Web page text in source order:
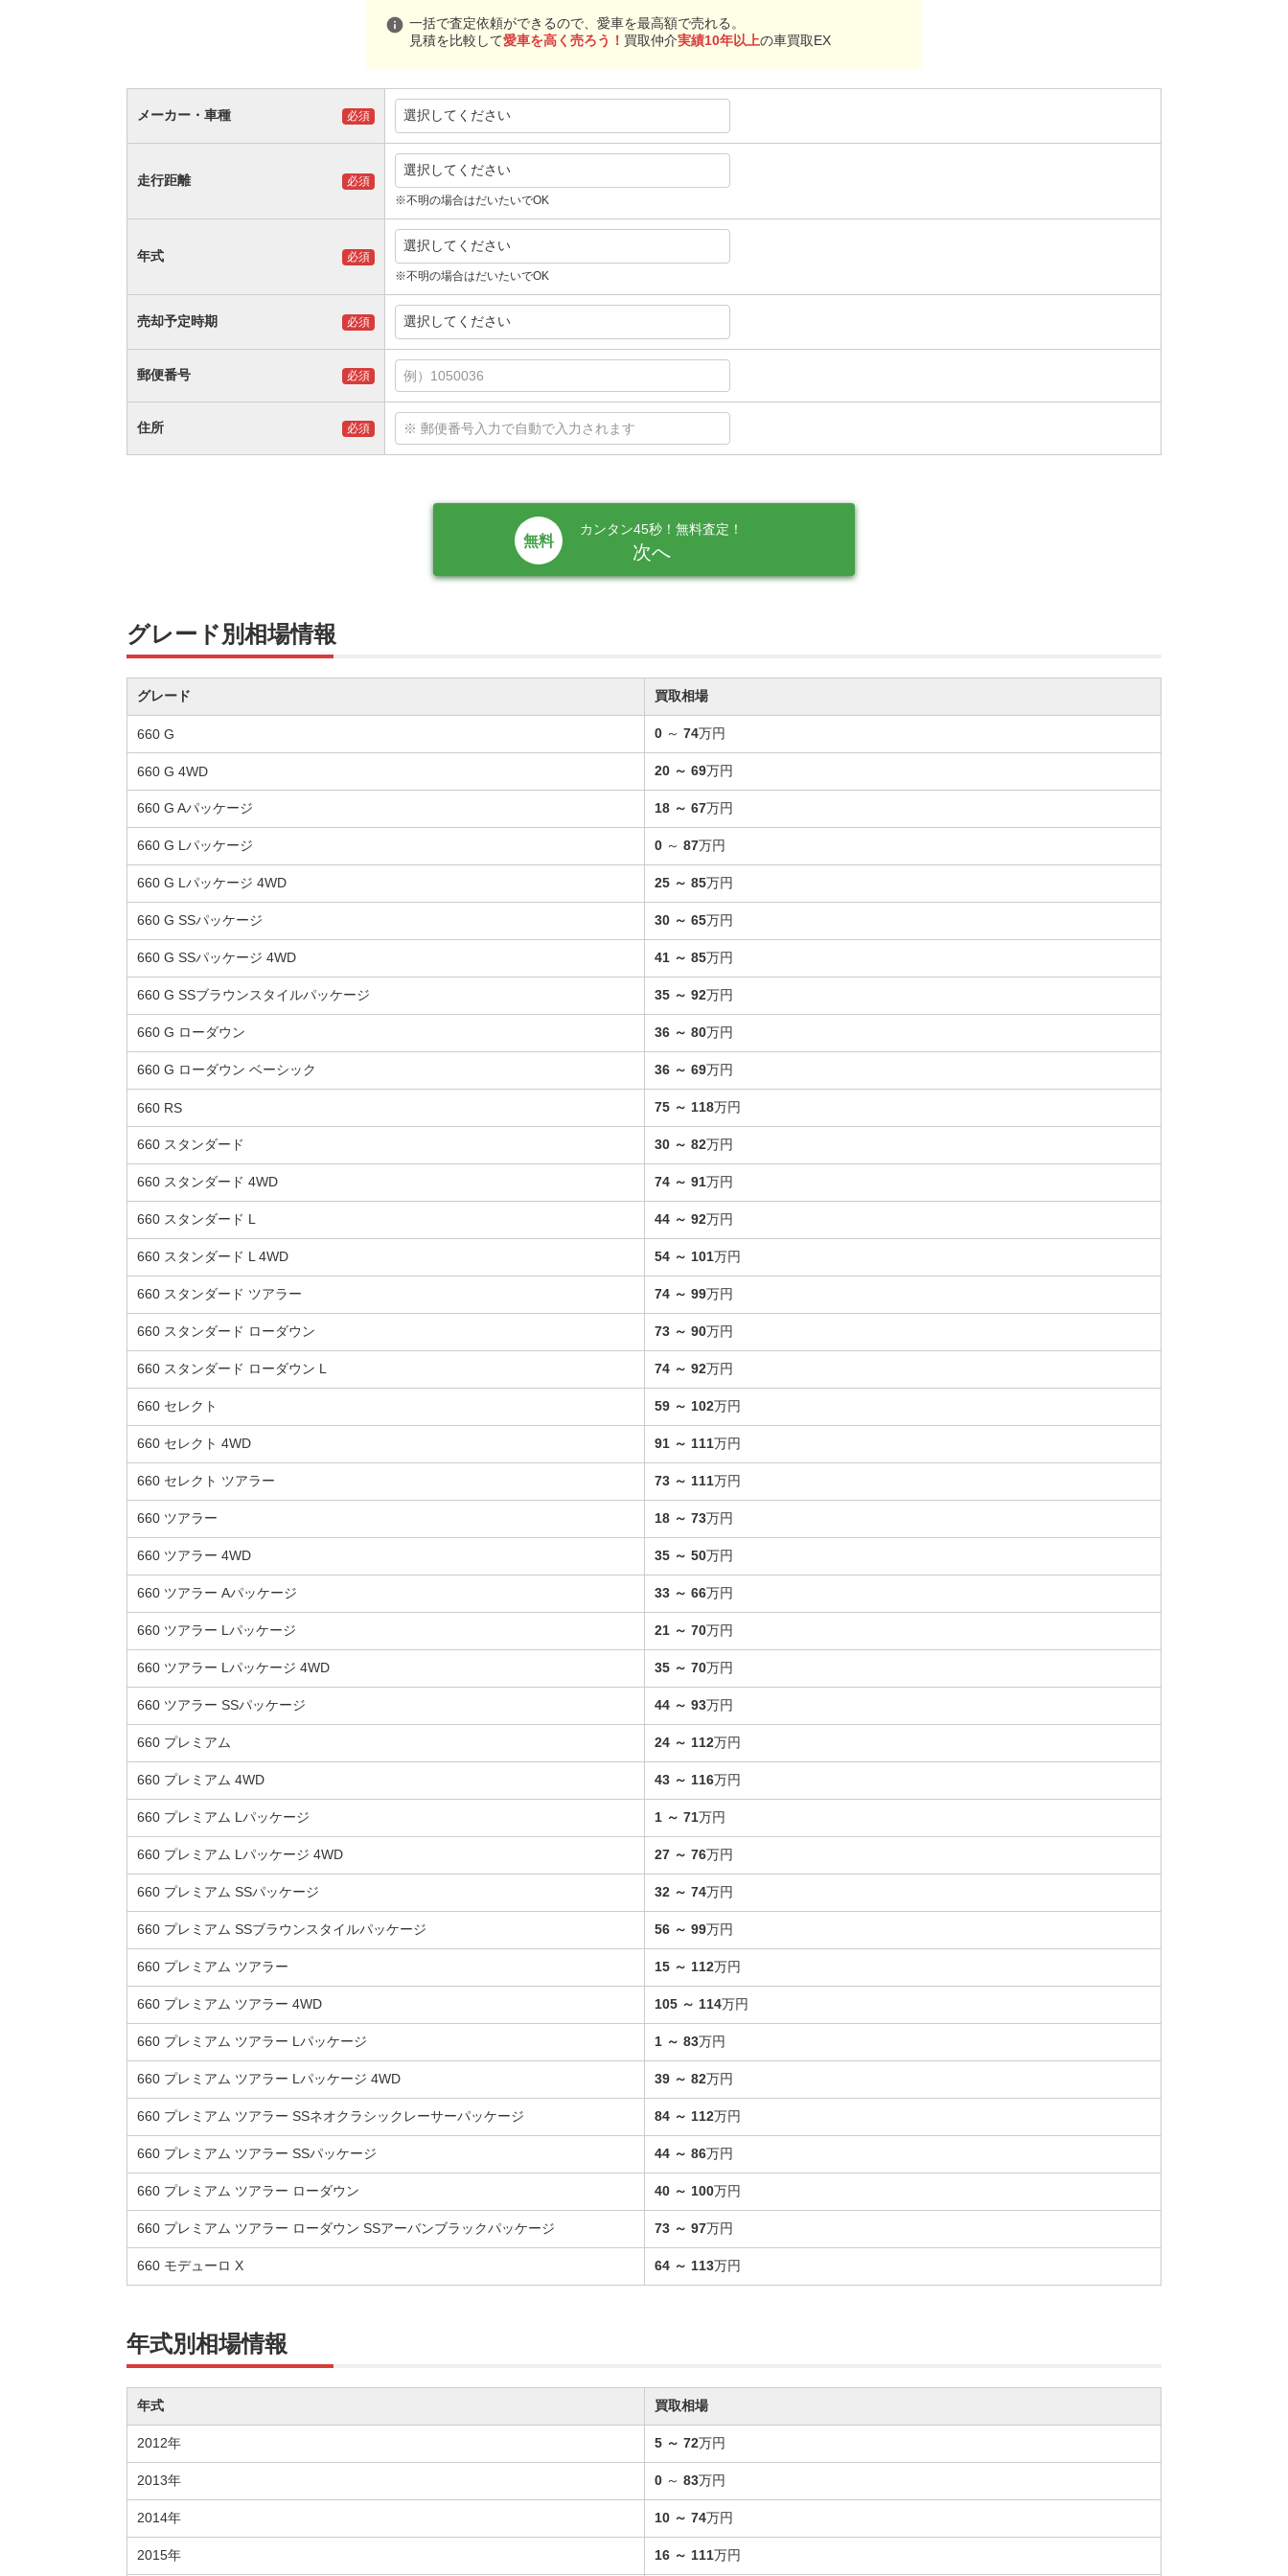
info 一括で査定依頼ができるので、愛車を最高額で売れる。
見積を比較して愛車を高く売ろう！ 買取仲介実績10年以上の車買取EX
メーカー・車種 必須 選択してください
走行距離 必須
選択してください
※不明の場合はだいたいでOK
年式 必須
選択してください
※不明の場合はだいたいでOK
売却予定時期 必須 選択してください
郵便番号 必須
住所 必須
カンタン45秒！無料査定！
次へ
グレード別相場情報
グレード 買取相場
660 G 0 ～ 74万円
660 G 4WD 20 ～ 69万円
660 G Aパッケージ 18 ～ 67万円
660 G Lパッケージ 0 ～ 87万円
660 G Lパッケージ 4WD 25 ～ 85万円
660 G SSパッケージ 30 ～ 65万円
660 G SSパッケージ 4WD 41 ～ 85万円
660 G SSブラウンスタイルパッケージ 35 ～ 92万円
660 G ローダウン 36 ～ 80万円
660 G ローダウン ベーシック 36 ～ 69万円
660 RS 75 ～ 118万円
660 スタンダード 30 ～ 82万円
660 スタンダード 4WD 74 ～ 91万円
660 スタンダード L 44 ～ 92万円
660 スタンダード L 4WD 54 ～ 101万円
660 スタンダード ツアラー 74 ～ 99万円
660 スタンダード ローダウン 73 ～ 90万円
660 スタンダード ローダウン L 74 ～ 92万円
660 セレクト 59 ～ 102万円
660 セレクト 4WD 91 ～ 111万円
660 セレクト ツアラー 73 ～ 111万円
660 ツアラー 18 ～ 73万円
660 ツアラー 4WD 35 ～ 50万円
660 ツアラー Aパッケージ 33 ～ 66万円
660 ツアラー Lパッケージ 21 ～ 70万円
660 ツアラー Lパッケージ 4WD 35 ～ 70万円
660 ツアラー SSパッケージ 44 ～ 93万円
660 プレミアム 24 ～ 112万円
660 プレミアム 4WD 43 ～ 116万円
660 プレミアム Lパッケージ 1 ～ 71万円
660 プレミアム Lパッケージ 4WD 27 ～ 76万円
660 プレミアム SSパッケージ 32 ～ 74万円
660 プレミアム SSブラウンスタイルパッケージ 56 ～ 99万円
660 プレミアム ツアラー 15 ～ 112万円
660 プレミアム ツアラー 4WD 105 ～ 114万円
660 プレミアム ツアラー Lパッケージ 1 ～ 83万円
660 プレミアム ツアラー Lパッケージ 4WD 39 ～ 82万円
660 プレミアム ツアラー SSネオクラシックレーサーパッケージ 84 ～ 112万円
660 プレミアム ツアラー SSパッケージ 44 ～ 86万円
660 プレミアム ツアラー ローダウン 40 ～ 100万円
660 プレミアム ツアラー ローダウン SSアーバンブラックパッケージ 73 ～ 97万円
660 モデューロ X 64 ～ 113万円
年式別相場情報
年式 買取相場
2012年 5 ～ 72万円
2013年 0 ～ 83万円
2014年 10 ～ 74万円
2015年 16 ～ 111万円